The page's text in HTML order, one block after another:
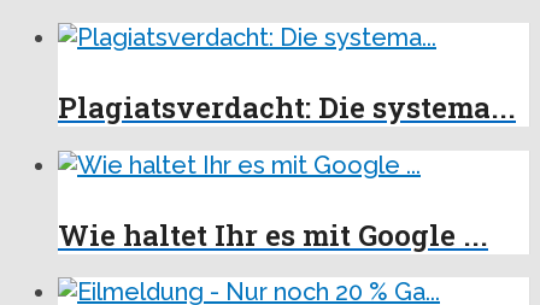
Plagiatsverdacht: Die systema...
Wie haltet Ihr es mit Google ...